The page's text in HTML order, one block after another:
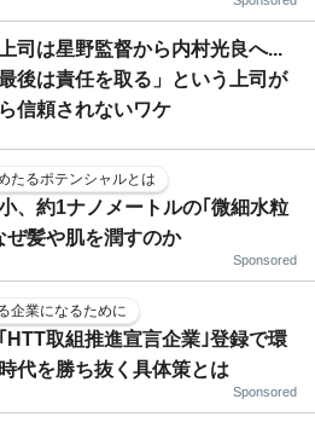
司は星野監督から内村光良へ...
最後は責任を取る」という上司が
信頼されないワケ
たるポテンシャルとは
、約1ナノメートルの｢微細水粒
ぜ髪や肌を潤すのか
Sponsored
企業になるために
HTT取組推進宣言企業｣登録で環
代を勝ち抜く具体策とは
Sponsored